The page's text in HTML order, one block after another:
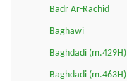
Badr Ar-Rachid
Baghawi
Baghdadi (m.429H)
Baghdadi (m.463H)